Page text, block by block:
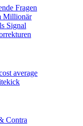
Fragen
Millionär
Signal
average
Contra